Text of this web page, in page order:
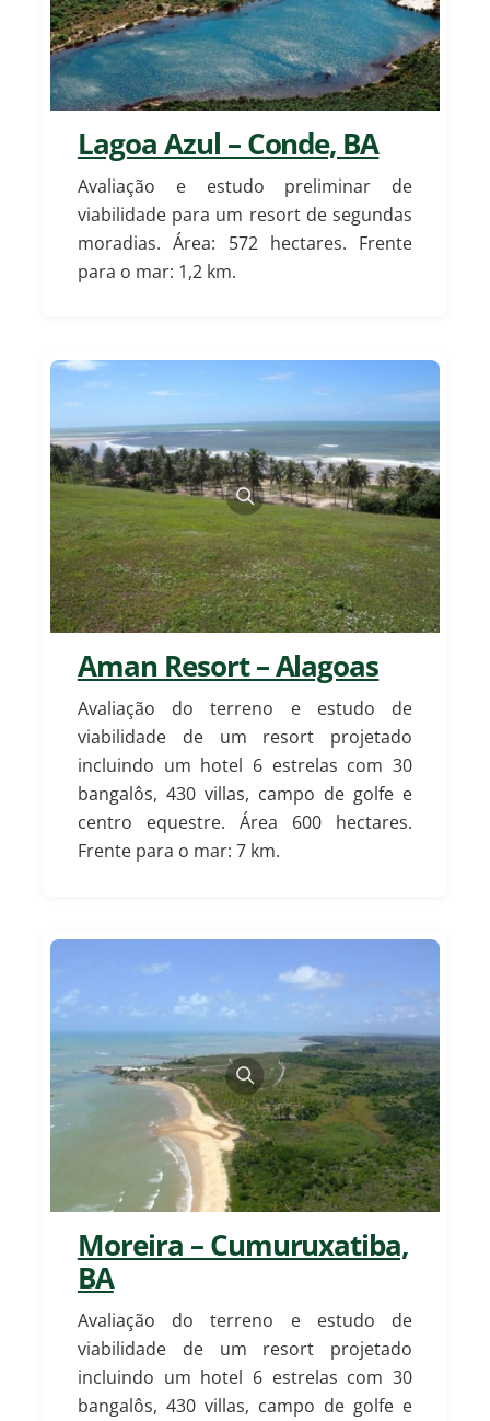
Lagoa Azul – Conde, BA
Avaliação e estudo preliminar de
viabilidade para um resort de segundas
moradias.Área: 572 hectares. Frente
para o mar: 1,2 km.
Aman Resort – Alagoas
Avaliação do terreno e estudo de
viabilidade de um resort projetado
incluindo um hotel 6 estrelas com 30
bangalôs, 430 villas, campo de golfe e
centro equestre. Área 600 hectares.
Frente para o mar: 7 km.
Moreira – Cumuruxatiba,
BA
Avaliação do terreno e estudo de
viabilidade de um resort projetado
incluindo um hotel 6 estrelas com 30
bangalôs, 430 villas, campo de golfe e